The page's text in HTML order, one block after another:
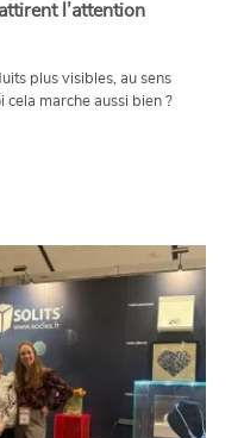
l’attention
plus visibles, au sens
marche aussi bien ?